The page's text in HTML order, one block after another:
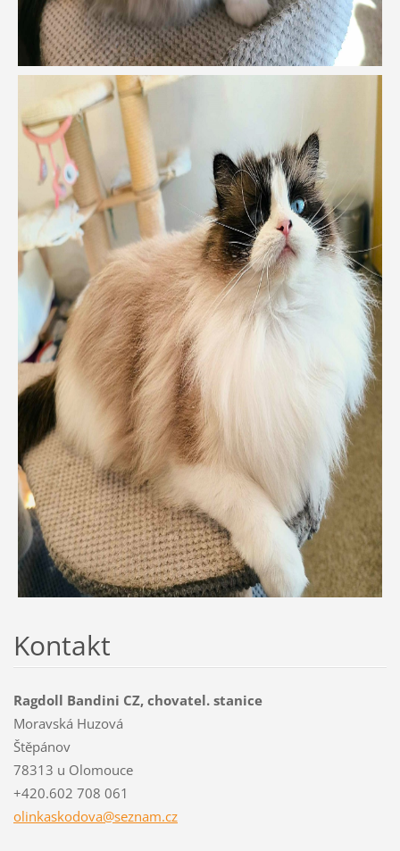
Kontakt
Ragdoll Bandini CZ, chovatel. stanice
Moravská Huzová
Štěpánov
78313 u Olomouce
+420.602 708 061
olinkaskodova@seznam.cz